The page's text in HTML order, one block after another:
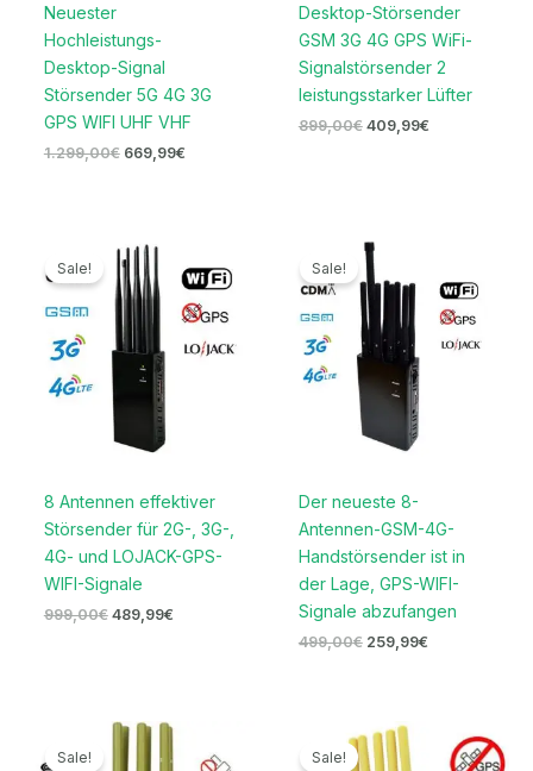
Neuester
Hochleistungs-
Desktop-Signal
Störsender 5G 4G 3G
GPS WIFI UHF VHF
1.299,00€ 669,99€
Desktop-Störsender
GSM 3G 4G GPS WiFi-
Signalstörsender 2
leistungsstarker Lüfter
899,00€ 409,99€
Sale!
8 Antennen effektiver
Störsender für 2G-, 3G-,
4G- und LOJACK-GPS-
WIFI-Signale
999,00€
Preis
war:
999,00€
489,99€
ist:
489,99€.
Sale!
Der neueste 8-
Antennen-GSM-4G-
Handstörsender ist in
der Lage, GPS-WIFI-
Signale abzufangen
499,00€
Ursprünglicher
Preis
war:
499,00€
259,99€
259,99€.
Sale!
Ursprünglicher
Preis
war:
Aktueller
ist:
Sale!
Ursprünglicher
Preis
war:
Preis